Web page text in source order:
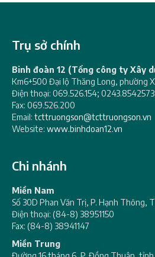
Trụ sở chính
Binh đoàn 12 (Tổng công ty Xây
Km6+500 Đại lộ Thăng Long, phường
Điện thoại: 069.526.154;
Fax: 069.526.200
Email: tcttruongson@tcttruongson.vn
Website: www.binhdoan12.vn
Chi nhánh
Miền Nam
Số 30D Phan Văn Trị, P. Hạnh Thông,
Điện thoại: (84-8) 38951150
Fax: (84-8) 38941147
Miền Trung